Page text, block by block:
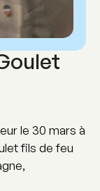
le 30 mars à
fils de feu